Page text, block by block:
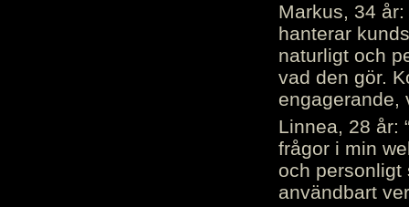
Markus, 34
hanterar
naturligt och
vad den gör.
engagerande,
Linnea, 28 år:
frågor i min
och personligt
användbart